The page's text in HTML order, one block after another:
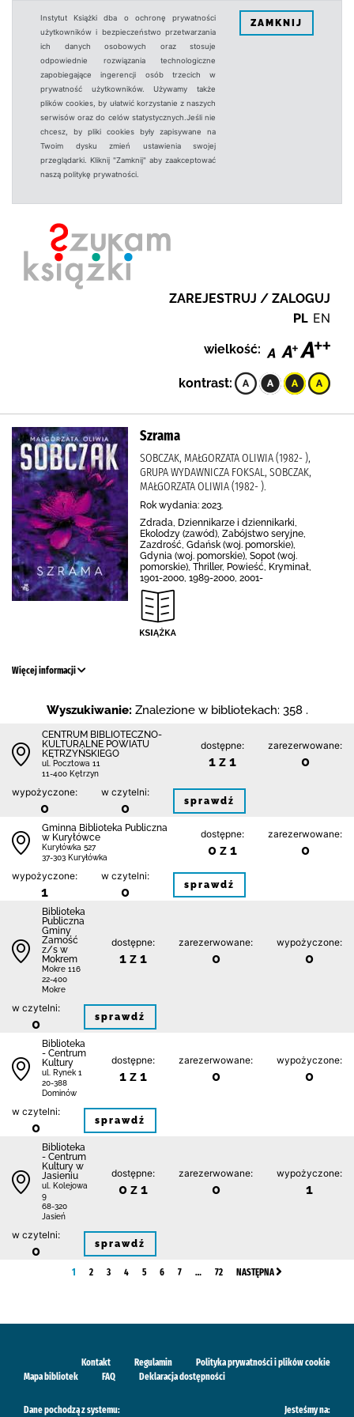
Instytut Książki dba o ochronę prywatności
użytkowników i bezpieczeństwo przetwarzania
ich danych osobowych oraz stosuje
odpowiednie rozwiązania technologiczne
zapobiegające ingerencji osób trzecich w
prywatność użytkowników. Używamy także
plików cookies, by ułatwić korzystanie z naszych
serwisów oraz do celów statystycznych.Jeśli nie
chcesz, by pliki cookies były zapisywane na
Twoim dysku zmień ustawienia swojej
przeglądarki. Kliknij "Zamknij" aby zaakceptować
naszą politykę prywatności.
ZAMKNIJ
ZAREJESTRUJ / ZALOGUJ
PL EN
wielkość:
kontrast:
Szrama
SOBCZAK, MAŁGORZATA OLIWIA (1982- ),
GRUPA WYDAWNICZA FOKSAL, SOBCZAK,
MAŁGORZATA OLIWIA (1982- ).
Rok wydania: 2023.
Zdrada, Dziennikarze i dziennikarki,
Ekolodzy (zawód), Zabójstwo seryjne,
Zazdrość, Gdańsk (woj. pomorskie),
Gdynia (woj. pomorskie), Sopot (woj.
pomorskie), Thriller, Powieść, Kryminał,
1901-2000, 1989-2000, 2001-
Więcej informacji
Wyszukiwanie: Znalezione w bibliotekach: 358 .
CENTRUM BIBLIOTECZNO-
KULTURALNE POWIATU
KĘTRZYŃSKIEGO
ul. Pocztowa 11
11-400 Kętrzyn
dostępne:
1 z 1
zarezerwowane:
0
wypożyczone:
0
w czytelni:
0 sprawdź
Gminna Biblioteka Publiczna
w Kuryłówce
Kuryłówka 527
37-303 Kuryłówka
dostępne:
0 z 1
zarezerwowane:
0
wypożyczone:
1
w czytelni:
0 sprawdź
Biblio­teka
Publiczna
Gminy
Zamość
z/s w
Mokrem
Mokre 116
22-400
Mokre
dostępne:
1 z 1
zarezerwowane:
0
wypożyczone:
0
w czytelni:
0 sprawdź
Biblioteka
- Centrum
Kultury
ul. Rynek 1
20-388
Dominów
dostępne:
1 z 1
zarezerwowane:
0
wypożyczone:
0
w czytelni:
0 sprawdź
Biblioteka
- Centrum
Kultury w
Jasieniu
ul. Kolejowa
9
68-320
Jasień
dostępne:
0 z 1
zarezerwowane:
0
wypożyczone:
1
w czytelni:
0 sprawdź
1 2 3 4 5 6 7 … 72 NASTĘPNA
Kontakt Regulamin
Polityka prywatności i plików cookie
Mapa bibliotek
FAQ Deklaracja dostępności
Dane pochodzą z systemu: Jesteśmy na: